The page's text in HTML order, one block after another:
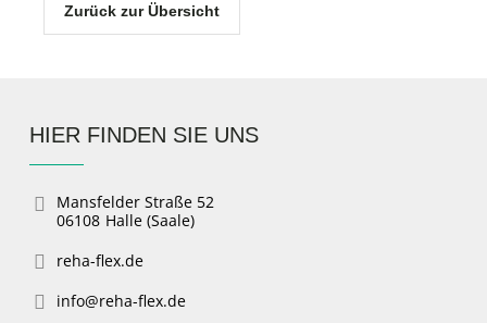
Zurück zur Übersicht
HIER FINDEN SIE UNS
Mansfelder Straße 52
06108 Halle (Saale)
reha-flex.de
info@reha-flex.de